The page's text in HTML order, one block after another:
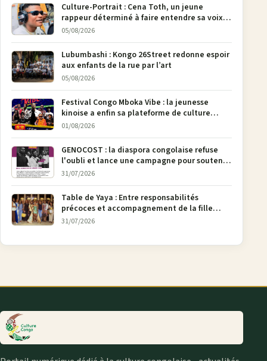
Culture-Portrait : Cena Toth, un jeune
rappeur déterminé à faire entendre sa voix à
Bunia
05/08/2026
Lubumbashi : Kongo 26Street redonne espoir
aux enfants de la rue par l’art
05/08/2026
Festival Congo Mboka Vibe : la jeunesse
kinoise a enfin sa plateforme de culture
urbaine
01/08/2026
GENOCOST : la diaspora congolaise refuse
l'oubli et lance une campagne pour soutenir
la pétition FONAREV depuis Bruxelles
31/07/2026
Table de Yaya : Entre responsabilités
précoces et accompagnement de la fille
aînée, la diaspora en débat
31/07/2026